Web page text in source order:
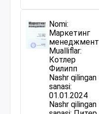
Nomi:
Маркетинг
менеджмент
Mualliflar:
Котлер
Филипп
Nashr qilingan
sanasi:
01.01.2024
Nashr qilingan